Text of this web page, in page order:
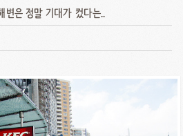
변은 정말 기대가 컸다는..